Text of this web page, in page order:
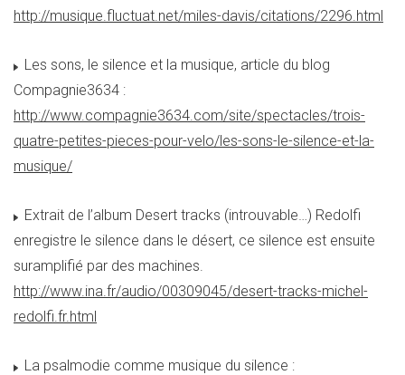
http://musique.fluctuat.net/miles-davis/citations/2296.html
Les sons, le silence et la musique, article du blog
Compagnie3634 :
http://www.compagnie3634.com/site/spectacles/trois-
quatre-petites-pieces-pour-velo/les-sons-le-silence-et-la-
musique/
Extrait de l’album Desert tracks (introuvable…) Redolfi
enregistre le silence dans le désert, ce silence est ensuite
suramplifié par des machines.
http://www.ina.fr/audio/00309045/desert-tracks-michel-
redolfi.fr.html
La psalmodie comme musique du silence :